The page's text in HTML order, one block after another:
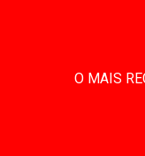
O MAIS